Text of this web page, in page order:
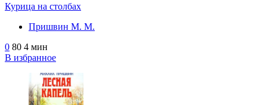
Курица на столбах
Пришвин М. М.
0 80 4 мин
В избранное